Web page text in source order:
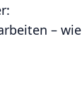
– wie